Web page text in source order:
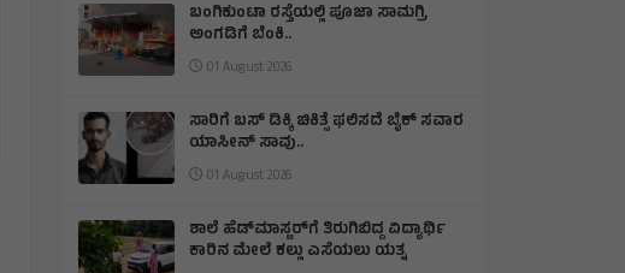
ಬಂಗಿಕುಂಟಾ ರಸ್ತೆಯಲ್ಲಿ ಪೂಜಾ ಸಾಮಗ್ರಿ
ಅಂಗಡಿಗೆ ಬೆಂಕಿ.‌.
01 August 2026
ಸಾರಿಗೆ ಬಸ್ ಡಿಕ್ಕಿ ಚಿಕಿತ್ಸೆ ಫಲಿಸದೆ ಬೈಕ್ ಸವಾರ
ಯಾಸೀನ್ ಸಾವು..
01 August 2026
ಶಾಲೆ ಹೆಡ್‌ಮಾಸ್ಟರ್‌ಗೆ ತಿರುಗಿಬಿದ್ದ ವಿದ್ಯಾರ್ಥಿ
ಕಾರಿನ ಮೇಲೆ ಕಲ್ಲು ಎಸೆಯಲು ಯತ್ನ